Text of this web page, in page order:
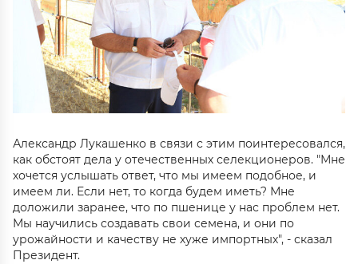
Александр Лукашенко в связи с этим поинтересовался,
как обстоят дела у отечественных селекционеров. "Мне
хочется услышать ответ, что мы имеем подобное, и
имеем ли. Если нет, то когда будем иметь? Мне
доложили заранее, что по пшенице у нас проблем нет.
Мы научились создавать свои семена, и они по
урожайности и качеству не хуже импортных", - сказал
Президент.